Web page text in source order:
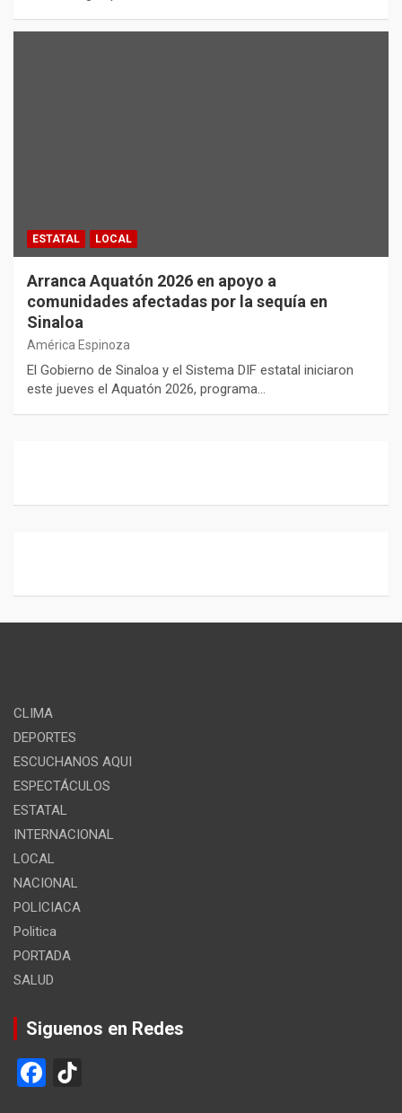
ESTATAL LOCAL
Arranca Aquatón 2026 en apoyo a
comunidades afectadas por la sequía en
Sinaloa
América Espinoza
El Gobierno de Sinaloa y el Sistema DIF estatal iniciaron
este jueves el Aquatón 2026, programa…
CLIMA
DEPORTES
ESCUCHANOS AQUI
ESPECTÁCULOS
ESTATAL
INTERNACIONAL
LOCAL
NACIONAL
POLICIACA
Politica
PORTADA
SALUD
Siguenos en Redes
F